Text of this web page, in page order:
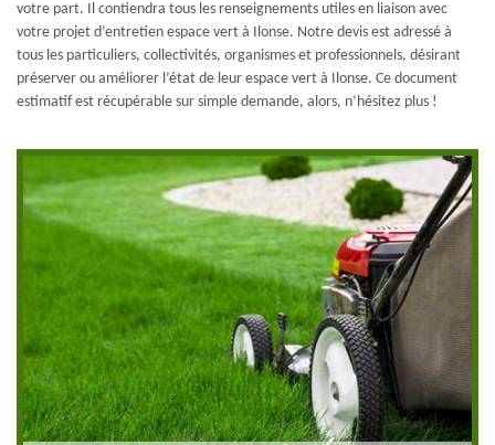
votre part. Il contiendra tous les renseignements utiles en liaison avec
votre projet d’entretien espace vert à Ilonse. Notre devis est adressé à
tous les particuliers, collectivités, organismes et professionnels, désirant
préserver ou améliorer l’état de leur espace vert à Ilonse. Ce document
estimatif est récupérable sur simple demande, alors, n’hésitez plus !